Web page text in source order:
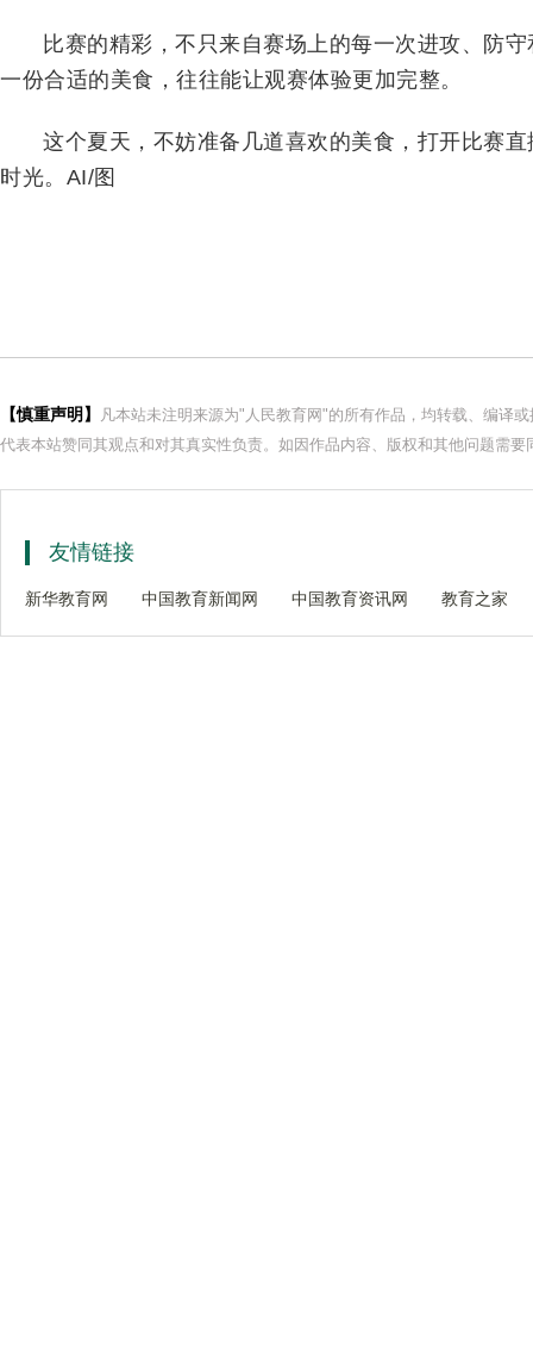
比赛的精彩，不只来自赛场上的每一次进攻、防
一份合适的美食，往往能让观赛体验更加完整。
这个夏天，不妨准备几道喜欢的美食，打开比赛
时光。AI/图
【慎重声明】
凡本站未注明来源为"人民教育网"的所有作品，均转载、编译
代表本站赞同其观点和对其真实性负责。如因作品内容、版权和其他问题需
友情链接
新华教育网 中国教育新闻网 中国教育资讯网 教育之家